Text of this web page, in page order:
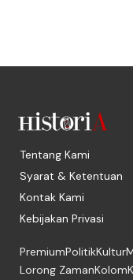
Tentang Kami
Syarat & Ketentuan
Kontak Kami
Kebijakan Privasi
PremiumPolitikKultur
Lorong ZamanKolom